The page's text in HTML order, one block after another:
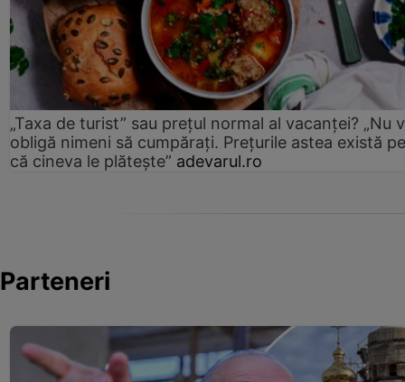
„Taxa de turist” sau prețul normal al vacanței? „Nu
obligă nimeni să cumpărați. Prețurile astea există
că cineva le plătește” adevarul.ro
Parteneri